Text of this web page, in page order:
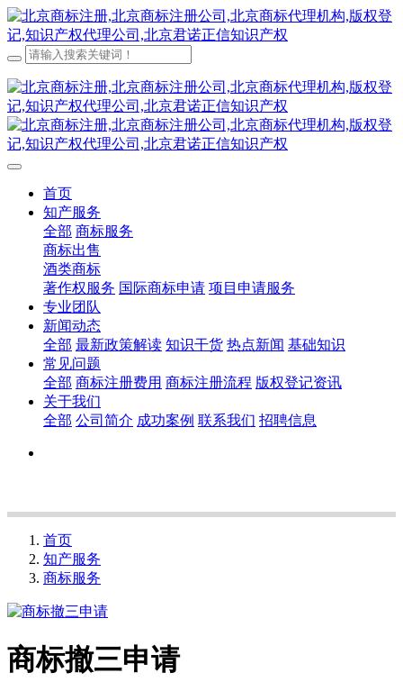
首页
知产服务
全部 商标服务
商标出售
酒类商标
著作权服务 国际商标申请 项目申请服务
专业团队
新闻动态
全部 最新政策解读 知识干货 热点新闻 基础知识
常见问题
全部 商标注册费用 商标注册流程 版权登记资讯
关于我们
全部 公司简介 成功案例 联系我们 招聘信息
首页
知产服务
商标服务
商标撤三申请